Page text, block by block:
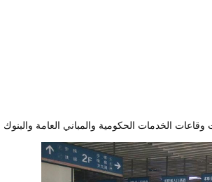
الخدمات الحكومية والمباني العامة